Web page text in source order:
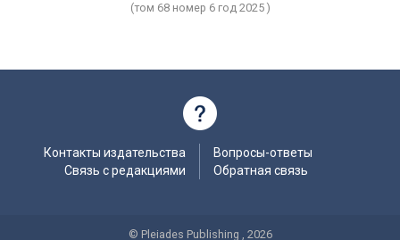
(том 68 номер 6 год 2025 )
Контакты издательства
Связь с редакциями
Вопросы-ответы
Обратная связь
© Pleiades Publishing , 2026